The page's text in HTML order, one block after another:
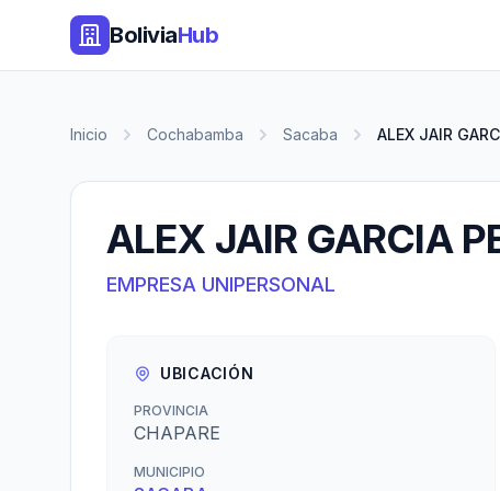
BoliviaHub
Inicio Cochabamba Sacaba ALEX JAIR
ALEX JAIR GARCIA
EMPRESA UNIPERSONAL
UBICACIÓN
PROVINCIA
CHAPARE
MUNICIPIO